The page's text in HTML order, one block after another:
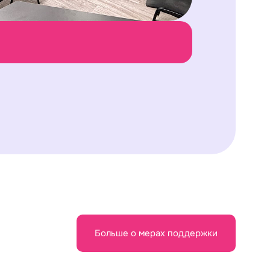
Больше о мерах поддержки